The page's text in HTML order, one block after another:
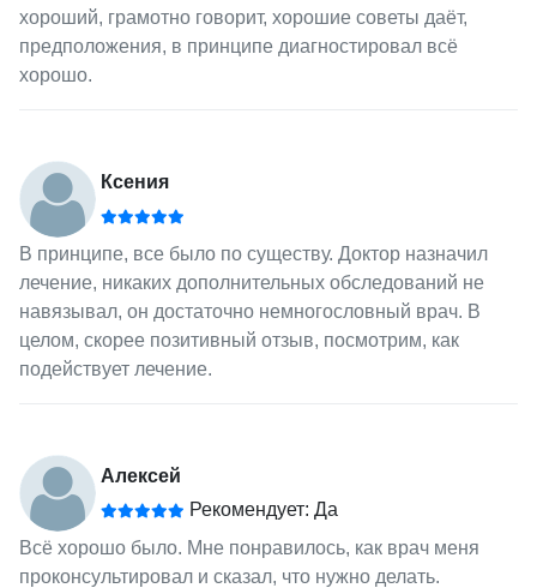
хороший, грамотно говорит, хорошие советы даёт,
предположения, в принципе диагностировал всё
хорошо.
Ксения
В принципе, все было по существу. Доктор назначил
лечение, никаких дополнительных обследований не
навязывал, он достаточно немногословный врач. В
целом, скорее позитивный отзыв, посмотрим, как
подействует лечение.
Алексей
Рекомендует: Да
Всё хорошо было. Мне понравилось, как врач меня
проконсультировал и сказал, что нужно делать.